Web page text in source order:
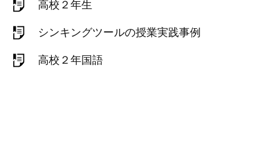
高校２年生
シンキングツールの授業実践事例
高校２年国語